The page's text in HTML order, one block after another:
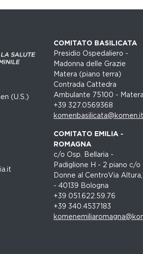
(U.S.)
COMITATO BASILICATA
Presidio Ospedaliero -
Madonna delle Grazie
Matera (piano terra)
Contrada Cattedra
Ambulante 75100 - Matera
+39 327.0569368
komenbasilicata@komen.it
COMITATO EMILIA -
ROMAGNA
c/o Osp. Bellaria -
Padiglione H - 2 piano c/o
Donne al CentroVia
- 40139 Bologna
+39 051.622.59.76
+39 340.4537183